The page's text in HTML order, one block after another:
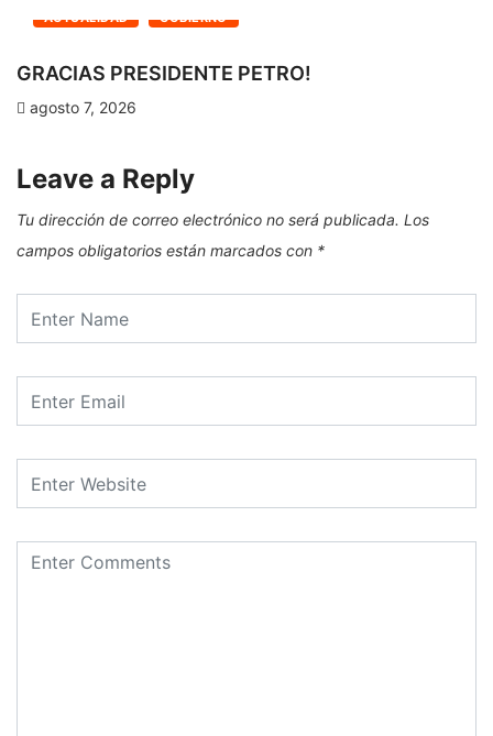
ACTUALIDAD GOBIERNO
GRACIAS PRESIDENTE PETRO!
agosto 7, 2026
Leave a Reply
Tu dirección de correo electrónico no será publicada. Los
campos obligatorios están marcados con *